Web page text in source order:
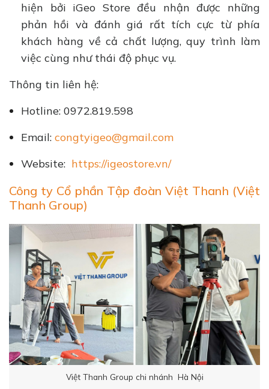
hiện bởi iGeo Store đều nhận được những
phản hồi và đánh giá rất tích cực từ phía
khách hàng về cả chất lượng, quy trình làm
việc cùng như thái độ phục vụ.
Thông tin liên hệ:
Hotline: 0972.819.598
Email: congtyigeo@gmail.com
Website: https://igeostore.vn/
Công ty Cổ phần Tập đoàn Việt Thanh (Việt
Thanh Group)
Việt Thanh Group chi nhánh Hà Nội